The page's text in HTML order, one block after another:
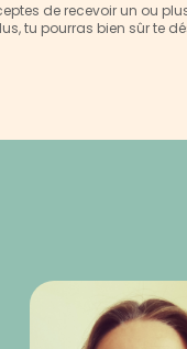
de recevoir un ou
tu pourras bien sûr te